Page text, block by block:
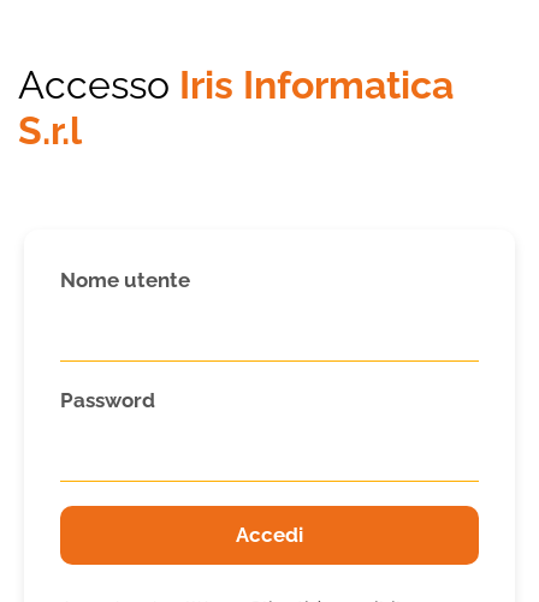
Accesso Iris Informatica
S.r.l
Nome utente
Password
Accedi